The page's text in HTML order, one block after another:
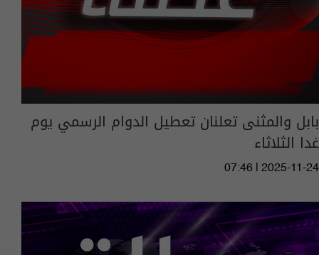
بابل والمثنى تعلنان تعطيل الدوام الرسمي يوم
غدا الثلاثاء
07:46 | 2025-11-24